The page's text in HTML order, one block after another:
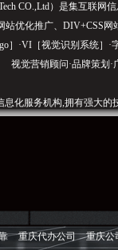
CO.,Ltd）是集互联网
站优化推广、DIV+CSS
］·VI［视觉识别系统］·
视觉营销顾问·品牌策划
化服务机构,拥有强大的
重庆代办公司
重庆公